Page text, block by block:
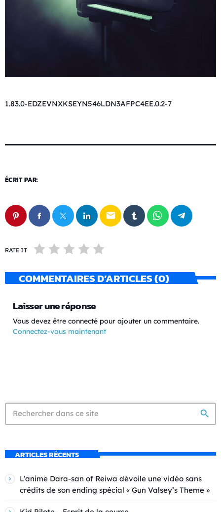
1.83.0-EDZEVNXKSEYN546LDN3AFPC4EE.0.2-7
ÉCRIT PAR:
email
RATE IT
COMMENTAIRES D’ARTICLES (0)
Laisser une réponse
Vous devez être connecté pour ajouter un commentaire.
Connectez-vous maintenant
search
ARTICLES RÉCENTS
L’anime Dara-san of Reiwa dévoile une vidéo sans
crédits de son ending spécial « Gun Valsey’s Theme »